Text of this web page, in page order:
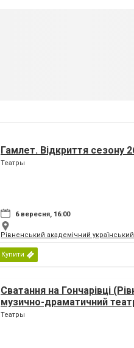
Гамлет. Відкриття сезону
Театры
6 вересня, 16:00
Рівненський академічний
Купити
Сватання на Гончарівці
музично-драматичний
Театры